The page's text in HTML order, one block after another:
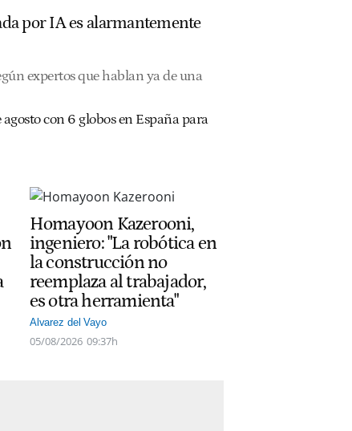
por IA es alarmantemente
expertos que hablan ya de una
con 6 globos en España para
Homayoon Kazerooni,
ingeniero: "La robótica en
la construcción no
reemplaza al trabajador,
es otra herramienta"
Alvarez del Vayo
05/08/2026 09:37h